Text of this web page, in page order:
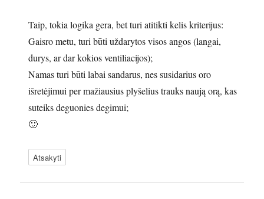
Taip, tokia logika gera, bet turi atitikti kelis kriterijus:
Gaisro metu, turi būti uždarytos visos angos (langai,
durys, ar dar kokios ventiliacijos);
Namas turi būti labai sandarus, nes susidarius oro
išretėjimui per mažiausius plyšelius trauks naują orą, kas
suteiks deguonies degimui;
🙂
Atsakyti